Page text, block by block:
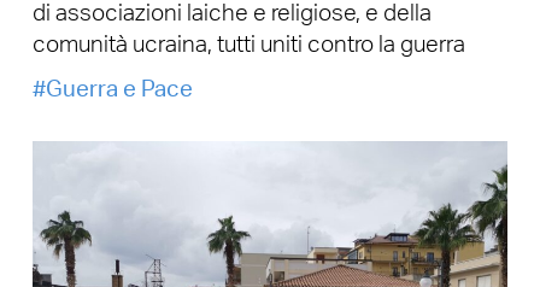
di associazioni laiche e religiose, e della
comunità ucraina, tutti uniti contro la guerra
Guerra e Pace